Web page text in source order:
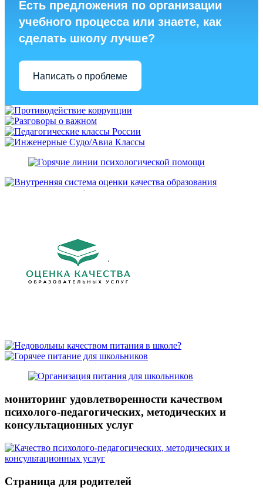
Есть предложения по организации
учебного процесса или знаете, как
сделать школу лучше?
Написать о проблеме
мониторинг удовлетворенности качеством
психолого-педагогических, методических и
консультационных услуг
Страница для родителей